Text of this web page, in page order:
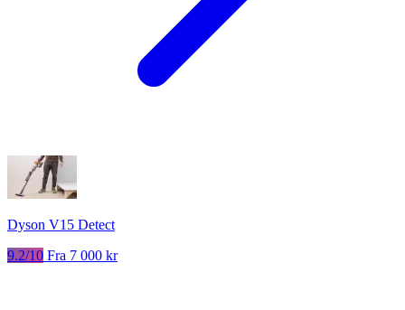
Dyson V15 Detect
9.2/10 Fra 7 000 kr